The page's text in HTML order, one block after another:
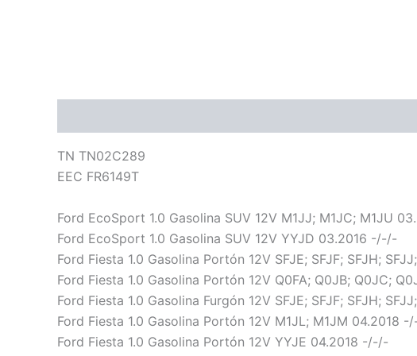
TN TN02C289
EEC FR6149T
Ford EcoSport 1.0 Gasolina SUV 12V M1JJ; M1JC; M1JU
Ford EcoSport 1.0 Gasolina SUV 12V YYJD 03.2016 -/-/-
Ford Fiesta 1.0 Gasolina Portón 12V SFJE; SFJF; SFJH;
Ford Fiesta 1.0 Gasolina Portón 12V Q0FA; Q0JB; Q0JC;
Ford Fiesta 1.0 Gasolina Furgón 12V SFJE; SFJF; SFJH;
Ford Fiesta 1.0 Gasolina Portón 12V M1JL; M1JM 04.2018
Ford Fiesta 1.0 Gasolina Portón 12V YYJE 04.2018 -/-/-